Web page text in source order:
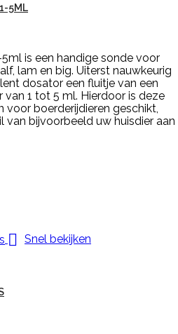
5ML
is een handige sonde voor
lam en big. Uiterst nauwkeurig
dosator een fluitje van een
van 1 tot 5 ml. Hierdoor is deze
voor boerderijdieren geschikt,
bijvoorbeeld uw huisdier aan
 Snel bekijken